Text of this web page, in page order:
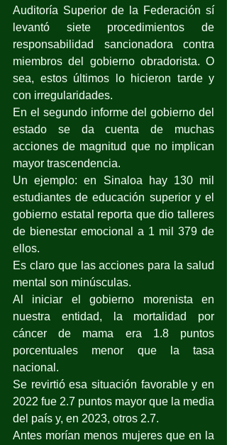
Auditoría Superior de la Federación sí
levantó siete procedimientos de
responsabilidad sancionadora contra
miembros del gobierno obradorista. O
sea, estos últimos lo hicieron tarde y
con irregularidades.
En el segundo informe del gobierno del
estado se da cuenta de muchas
acciones de magnitud que no implican
mayor trascendencia.
Un ejemplo: en Sinaloa hay 130 mil
estudiantes de educación superior y el
gobierno estatal reporta que dio talleres
de bienestar emocional a 1 mil 379 de
ellos.
Es claro que las acciones para la salud
mental son minúsculas.
Al iniciar el gobierno morenista en
nuestra entidad, la mortalidad por
cáncer de mama era 1.8 puntos
porcentuales menor que la tasa
nacional.
Se revirtió esa situación favorable y en
2022 fue 2.7 puntos mayor que la media
del país y, en 2023, otros 2.7.
Antes morían menos mujeres que en la